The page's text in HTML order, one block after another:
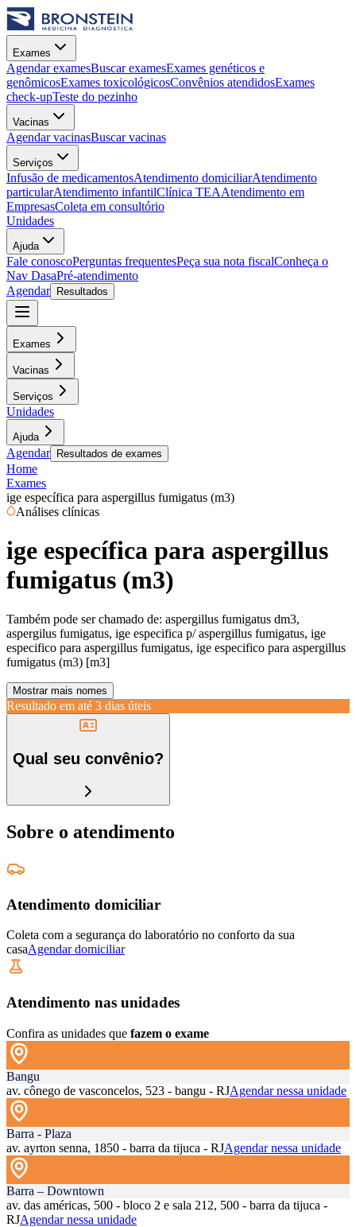
Exames
Agendar examesBuscar examesExames genéticos e
genômicosExames toxicológicosConvênios atendidosExames
check-upTeste do pezinho
Vacinas
Agendar vacinasBuscar vacinas
Serviços
Infusão de medicamentosAtendimento domiciliarAtendimento
particularAtendimento infantilClínica TEAAtendimento em
EmpresasColeta em consultório
Unidades
Ajuda
Fale conoscoPerguntas frequentesPeça sua nota fiscalConheça o
Nav DasaPré-atendimento
Agendar
Resultados
Exames
Vacinas
Serviços
Unidades
Ajuda
Agendar Resultados de exames
Home
Exames
ige específica para aspergillus fumigatus (m3)
Análises clínicas
ige específica para aspergillus
fumigatus (m3)
Também pode ser chamado de: aspergillus fumigatus dm3,
aspergilus fumigatus, ige especifica p/ aspergillus fumigatus, ige
especifico para aspergillus fumigatus, ige especifico para aspergillus
fumigatus (m3) [m3]
Mostrar mais nomes
Resultado em até 3 dias úteis
Qual seu convênio?
Sobre o atendimento
Atendimento domiciliar
Coleta com a segurança do laboratório no conforto da sua
casaAgendar domiciliar
Atendimento nas unidades
Confira as unidades que fazem o exame
Bangu
av. cônego de vasconcelos, 523 - bangu - RJAgendar nessa unidade
Barra - Plaza
av. ayrton senna, 1850 - barra da tijuca - RJAgendar nessa unidade
Barra – Downtown
av. das américas, 500 - bloco 2 e sala 212, 500 - barra da tijuca -
RJAgendar nessa unidade